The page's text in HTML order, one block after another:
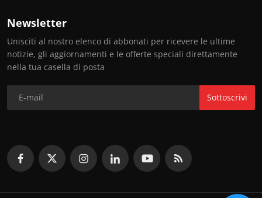
Newsletter
Unisciti al nostro elenco di abbonati per ricevere le ultime
notizie, gli aggiornamenti e le offerte speciali direttamente
nella tua casella di posta
Sottoscrivi